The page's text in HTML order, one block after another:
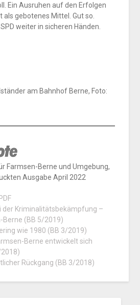
Ein Ausruhen auf den Erfolgen
gebotenes Mittel. Gut so.
weiter in sicheren Händen.
am Bahnhof Berne, Foto:
Farmsen-Berne und Umgebung,
Ausgabe April 2022
der Kriminalitätsbekämpfung –
Berne (BB 5/2019)
wie 1980 (BB 3/2019)
Berne entwickelt sich
Rückgang (BB 3/2018)